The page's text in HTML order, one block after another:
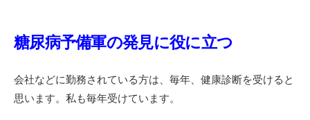
糖尿病予備軍の発見に役に立つ
会社などに勤務されている方は、毎年、健康診断を受けると
思います。私も毎年受けています。